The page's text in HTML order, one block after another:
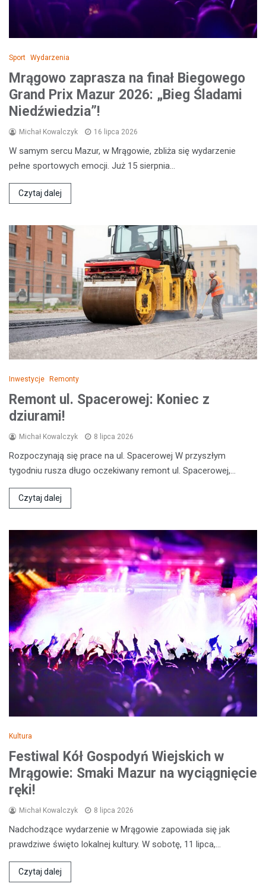
Sport Wydarzenia
Mrągowo zaprasza na finał Biegowego
Grand Prix Mazur 2026: „Bieg Śladami
Niedźwiedzia”!
Michał Kowalczyk 16 lipca 2026
W samym sercu Mazur, w Mrągowie, zbliża się wydarzenie
pełne sportowych emocji. Już 15 sierpnia…
Czytaj dalej
Inwestycje Remonty
Remont ul. Spacerowej: Koniec z
dziurami!
Michał Kowalczyk 8 lipca 2026
Rozpoczynają się prace na ul. Spacerowej W przyszłym
tygodniu rusza długo oczekiwany remont ul. Spacerowej,…
Czytaj dalej
Kultura
Festiwal Kół Gospodyń Wiejskich w
Mrągowie: Smaki Mazur na wyciągnięcie
ręki!
Michał Kowalczyk 8 lipca 2026
Nadchodzące wydarzenie w Mrągowie zapowiada się jak
prawdziwe święto lokalnej kultury. W sobotę, 11 lipca,…
Czytaj dalej